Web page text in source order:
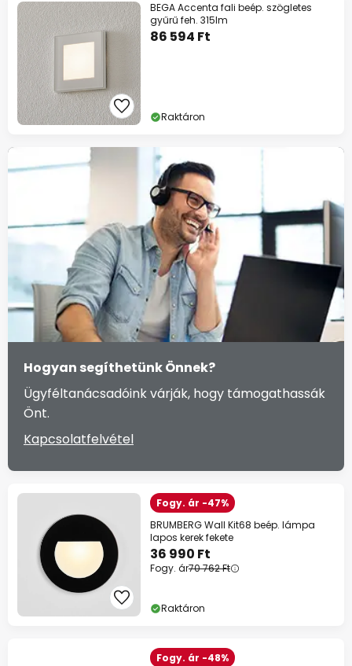
BEGA Accenta fali beép. szögletes
gyűrű feh. 315lm
86 594 Ft
Raktáron
Hogyan segíthetünk Önnek?
Ügyféltanácsadóink várják, hogy támogathassák
Önt.
Kapcsolatfelvétel
Fogy. ár -47%
BRUMBERG Wall Kit68 beép. lámpa
lapos kerek fekete
36 990 Ft
Fogy. ár70 762 Ft
Raktáron
Fogy. ár -48%